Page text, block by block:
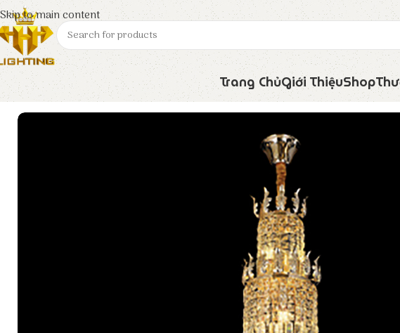
Skip to main content
Trang ChủGiới ThiệuShop
Trang chủ Euroto Đèn Trang Trí Đèn Chùm Pha Lê CFL-481